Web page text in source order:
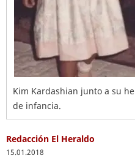
Kim Kardashian junto a su
de infancia.
Redacción El Heraldo
15.01.2018